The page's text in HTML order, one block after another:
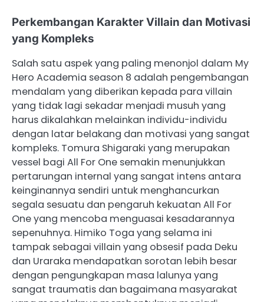
Perkembangan Karakter Villain dan Motivasi
yang Kompleks
Salah satu aspek yang paling menonjol dalam My
Hero Academia season 8 adalah pengembangan
mendalam yang diberikan kepada para villain
yang tidak lagi sekadar menjadi musuh yang
harus dikalahkan melainkan individu-individu
dengan latar belakang dan motivasi yang sangat
kompleks. Tomura Shigaraki yang merupakan
vessel bagi All For One semakin menunjukkan
pertarungan internal yang sangat intens antara
keinginannya sendiri untuk menghancurkan
segala sesuatu dan pengaruh kekuatan All For
One yang mencoba menguasai kesadarannya
sepenuhnya. Himiko Toga yang selama ini
tampak sebagai villain yang obsesif pada Deku
dan Uraraka mendapatkan sorotan lebih besar
dengan pengungkapan masa lalunya yang
sangat traumatis dan bagaimana masyarakat